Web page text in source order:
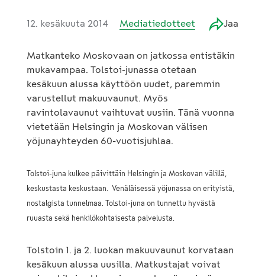
12. kesäkuuta 2014 Mediatiedotteet Jaa
Matkanteko Moskovaan on jatkossa entistäkin
mukavampaa. Tolstoi-junassa otetaan
kesäkuun alussa käyttöön uudet, paremmin
varustellut makuuvaunut. Myös
ravintolavaunut vaihtuvat uusiin. Tänä vuonna
vietetään Helsingin ja Moskovan välisen
yöjunayhteyden 60-vuotisjuhlaa.
Tolstoi-juna kulkee päivittäin Helsingin ja Moskovan välillä,
keskustasta keskustaan. Venäläisessä yöjunassa on erityistä,
nostalgista tunnelmaa. Tolstoi-juna on tunnettu hyvästä
ruuasta sekä henkilökohtaisesta palvelusta.
Tolstoin 1. ja 2. luokan makuuvaunut korvataan
kesäkuun alussa uusilla. Matkustajat voivat